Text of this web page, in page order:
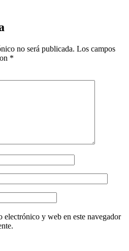
no será publicada. Los campos
*
electrónico y web en este navegador